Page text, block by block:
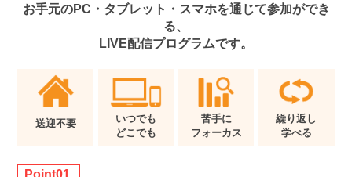
お手元のPC・タブレット・スマホを通じて参加ができ
る、
LIVE配信プログラムです。
送迎不要
いつでも
どこでも
苦手に
フォーカス
繰り返し
学べる